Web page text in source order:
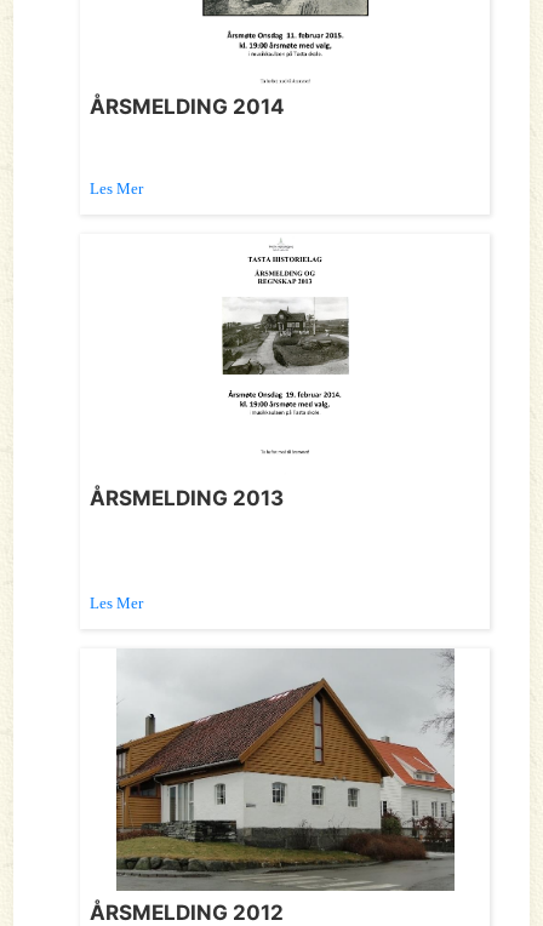
ÅRSMELDING 2014
Les Mer
ÅRSMELDING 2013
Les Mer
ÅRSMELDING 2012